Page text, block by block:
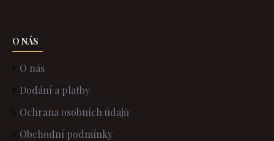
O NÁS
O nás
Dodání a platby
Ochrana osobních údajů
Obchodní podmínky